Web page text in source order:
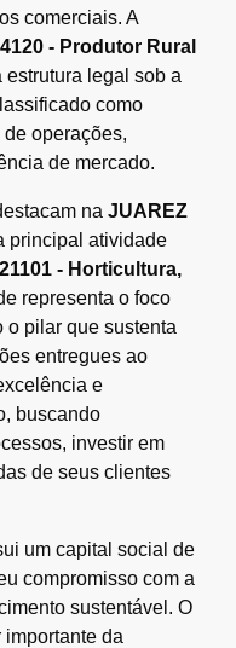
comerciais. A
4120 - Produtor Rural
estrutura legal sob a
como
operações,
de mercado.
na JUAREZ
principal atividade
- Horticultura,
representa o foco
o pilar que sustenta
entregues ao
e
buscando
investir em
de seus clientes
um capital social de
compromisso com a
sustentável. O
da